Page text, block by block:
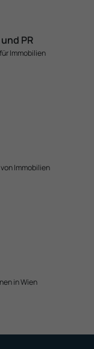
PR
Immobilien
Immobilien
in Wien